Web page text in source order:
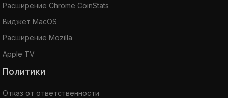
Расширение Chrome CoinStats
Виджет MacOS
Расширение Mozilla
Apple TV
Политики
Отказ от ответственности